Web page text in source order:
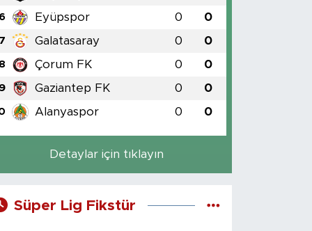
6 Eyüpspor 0 0
7 Galatasaray 0 0
8 Çorum FK 0 0
9 Gaziantep FK 0 0
Alanyaspor 0 0
Detaylar için tıklayın
Süper Lig Fikstür